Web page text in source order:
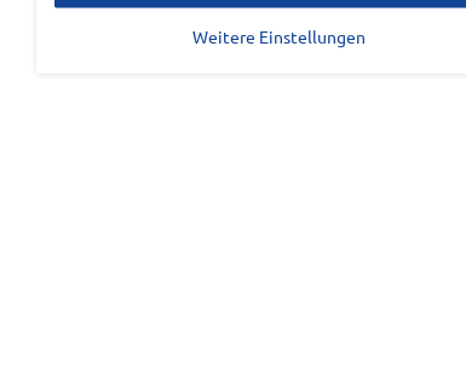
Weitere Einstellungen